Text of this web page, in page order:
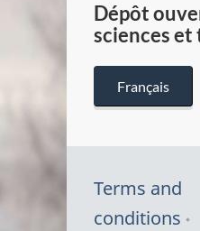
Dépôt
sciences
Français
Terms and
conditions